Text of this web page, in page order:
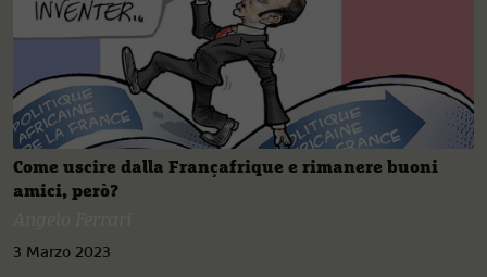
Come uscire dalla Françafrique e rimanere buoni
amici, però?
3 Marzo 2023